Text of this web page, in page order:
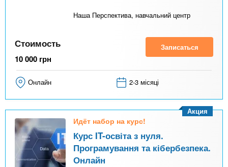
Наша Перспектива, навчальний центр
Стоимость
10 000 грн
Записаться
Онлайн 2-3 місяці
Идёт набор на курс!
Курс IT-освіта з нуля.
Програмування та кібербезпека.
Онлайн
Акция